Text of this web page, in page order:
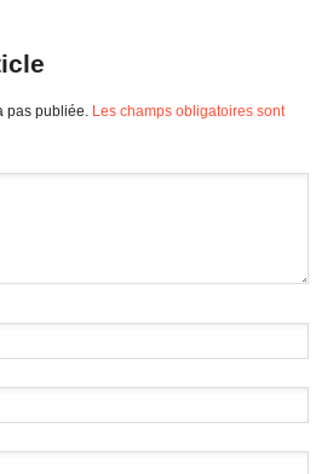
pas publiée. Les champs obligatoires sont